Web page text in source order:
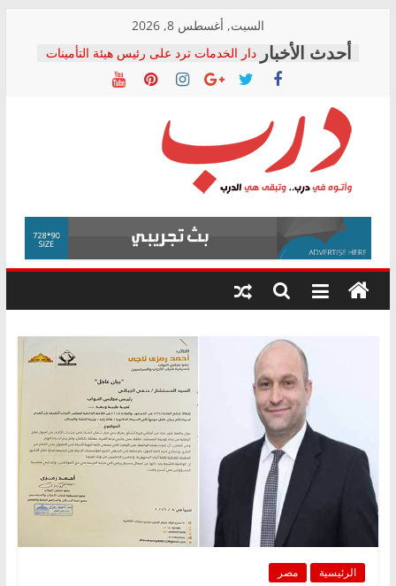
content
السبت, أغسطس 8, 2026
دار الخدمات ترد على رئيس هيئة التأمينات
بعد مؤتمره الصحفي: إنكار الأزمة لا ينهي
معاناة أصحاب المعاشات.. ونطالب بكشف
فرحات سليمان يكتب: القطاع الصحي إلى
أين؟
حزب التحالف الشعبي يطلق لجنة “الحق
في الصحة” بالإسكندرية لرصد الانتهاكات
ودعم المرضى
الوزاري لمدينة الصحفيين.. وانتهاء أعمال
إنشاء المبنى الإداري
المجلس القومي لحقوق الإنسان يعلن
متابعة قضية الدكتور محمد زهران.. ويؤكد:
قرينة البراءة وضمانات المحاكمة العادلة
درب
وأتوه
درب..
وتبقى
هي
الرئيسية مصر